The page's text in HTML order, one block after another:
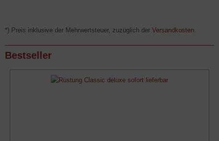
*) Preis inklusive der Mehrwertsteuer, zuzüglich der Versandkosten.
Bestseller